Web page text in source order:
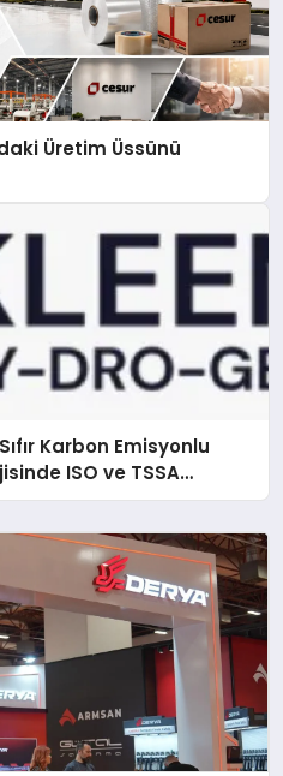
Üretim Üssünü
Karbon Emisyonlu
ISO ve TSSA